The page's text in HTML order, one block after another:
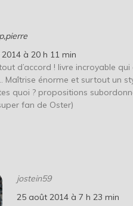
à 20 h 11 min
d’accord ! livre incroyable
Maîtrise énorme et surtout un
quoi ? propositions
fan de Oster)
jostein59
25 août 2014 à 7 h 23 min